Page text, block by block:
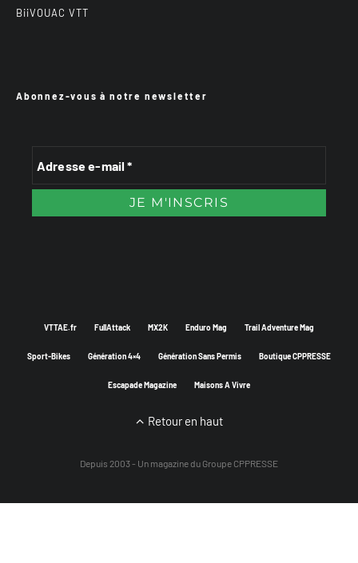
BiiVOUAC VTT
Abonnez-vous à notre newsletter
VTTAE.fr FullAttack MX2K Enduro Mag Trail Adventure Mag
Sport-Bikes Génération 4×4 Génération Sans Permis Boutique CPPRESSE
Escapade Magazine Maisons A Vivre
Retour en haut
Depuis 2003 - Un magazine du Groupe CPPRESSE